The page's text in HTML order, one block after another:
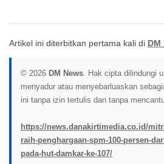
Artikel ini diterbitkan pertama kali di DM
© 2026 DM News. Hak cipta dilindungi
menyadur atau menyebarluaskan
ini tanpa izin tertulis dan tanpa
https://news.danakirtimedia.co.id/
raih-penghargaan-spm-100-persen-
pada-hut-damkar-ke-107/